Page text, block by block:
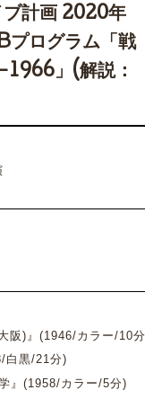
ブ計画 2020年
プログラム「戦
」(解説：
阪)』(1946/カラー/10
白黒/21分)
』(1958/カラー/5分)